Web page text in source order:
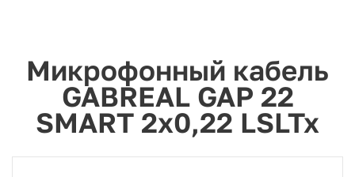
Микрофонный кабель
GABREAL GAP 22
SMART 2x0,22 LSLTx